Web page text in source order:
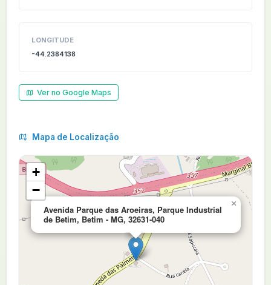
LONGITUDE
-44.2384138
Ver no Google Maps
Mapa de Localização
Avenida Parque das Aroeiras, Parque Industrial
de Betim, Betim - MG, 32631-040
×
+
−